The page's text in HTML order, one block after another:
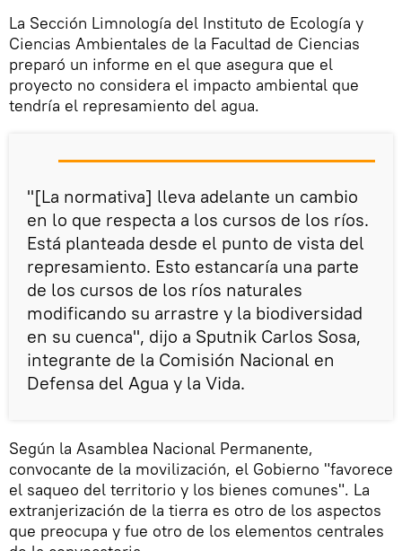
La Sección Limnología del Instituto de Ecología y
Ciencias Ambientales de la Facultad de Ciencias
preparó un informe en el que asegura que el
proyecto no considera el impacto ambiental que
tendría el represamiento del agua.
"[La normativa] lleva adelante un cambio
en lo que respecta a los cursos de los ríos.
Está planteada desde el punto de vista del
represamiento. Esto estancaría una parte
de los cursos de los ríos naturales
modificando su arrastre y la biodiversidad
en su cuenca", dijo a Sputnik Carlos Sosa,
integrante de la Comisión Nacional en
Defensa del Agua y la Vida.
Según la Asamblea Nacional Permanente,
convocante de la movilización, el Gobierno "favorece
el saqueo del territorio y los bienes comunes". La
extranjerización de la tierra es otro de los aspectos
que preocupa y fue otro de los elementos centrales